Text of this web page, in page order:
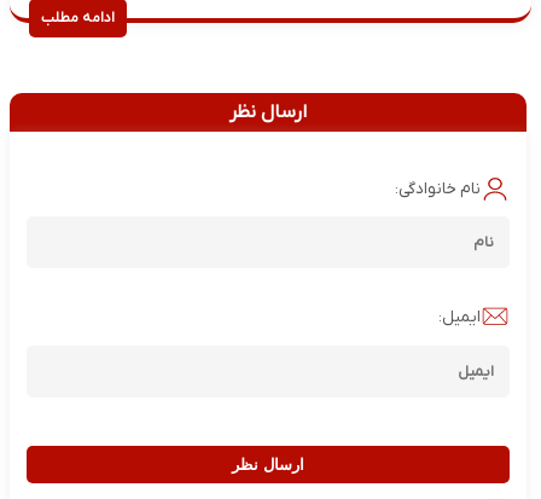
ادامه مطلب
ارسال نظر
نام خانوادگی:
ایمیل:
ارسال نظر